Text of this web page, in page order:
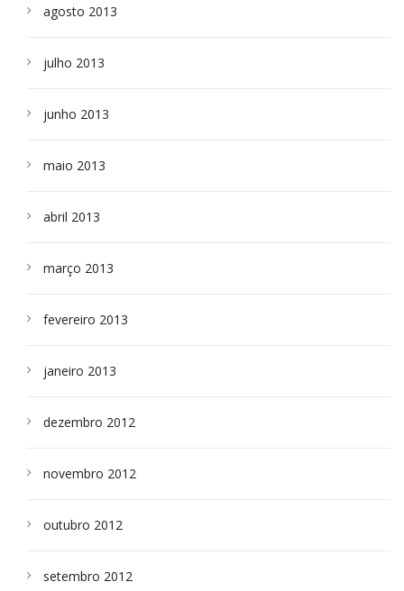
agosto 2013
julho 2013
junho 2013
maio 2013
abril 2013
março 2013
fevereiro 2013
janeiro 2013
dezembro 2012
novembro 2012
outubro 2012
setembro 2012